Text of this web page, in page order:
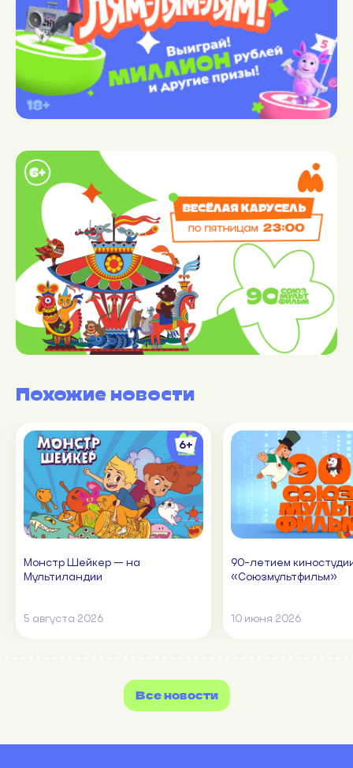
Похожие новости
6+
Монстр Шейкер — на
Мультиландии
5 августа 2026
90-летием
«Союзмультфильм»
10 июня 2026
Все новости